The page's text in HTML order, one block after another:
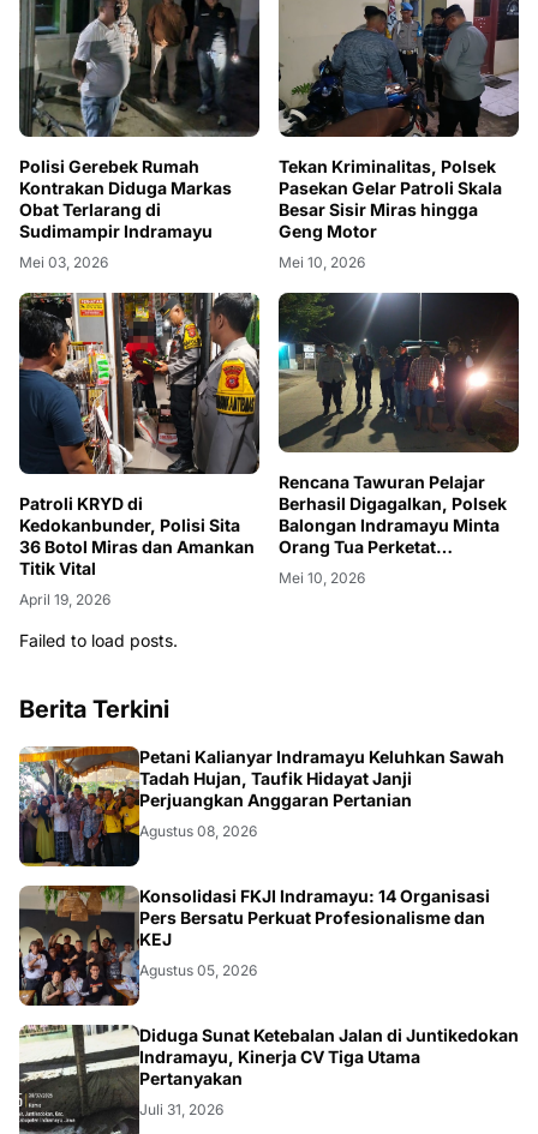
Polisi Gerebek Rumah
Kontrakan Diduga Markas
Obat Terlarang di
Sudimampir Indramayu
Mei 03, 2026
Tekan Kriminalitas, Polsek
Pasekan Gelar Patroli Skala
Besar Sisir Miras hingga
Geng Motor
Mei 10, 2026
Patroli KRYD di
Kedokanbunder, Polisi Sita
36 Botol Miras dan Amankan
Titik Vital
April 19, 2026
Rencana Tawuran Pelajar
Berhasil Digagalkan, Polsek
Balongan Indramayu Minta
Orang Tua Perketat
Pengawasan Anak
Mei 10, 2026
Failed to load posts.
Berita Terkini
Petani Kalianyar Indramayu Keluhkan Sawah
Tadah Hujan, Taufik Hidayat Janji
Perjuangkan Anggaran Pertanian
Agustus 08, 2026
Konsolidasi FKJI Indramayu: 14 Organisasi
Pers Bersatu Perkuat Profesionalisme dan
KEJ
Agustus 05, 2026
KRIMINAL
Diduga Sunat Ketebalan Jalan di Juntikedokan
Indramayu, Kinerja CV Tiga Utama
Pertanyakan
Juli 31, 2026